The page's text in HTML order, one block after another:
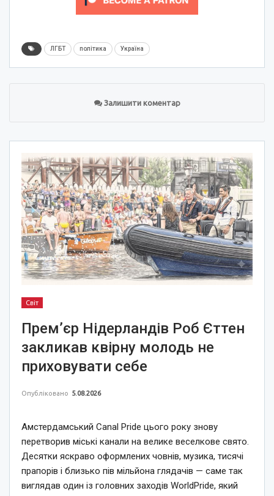
ЛГБТ політика Україна
Залишити коментар
Світ
Прем’єр Нідерландів Роб Єттен
закликав квірну молодь не
приховувати себе
Опубліковано 5.08.2026
Амстердамський Canal Pride цього року знову
перетворив міські канали на велике веселкове свято.
Десятки яскраво оформлених човнів, музика, тисячі
прапорів і близько пів мільйона глядачів — саме так
виглядав один із головних заходів WorldPride, який